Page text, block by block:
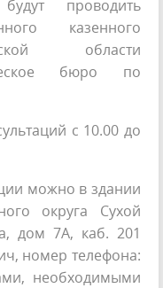
проводить
казенного
области
бюро по
с 10.00 до
можно в здании
округа Сухой
дом 7А, каб. 201
номер телефона:
необходимыми